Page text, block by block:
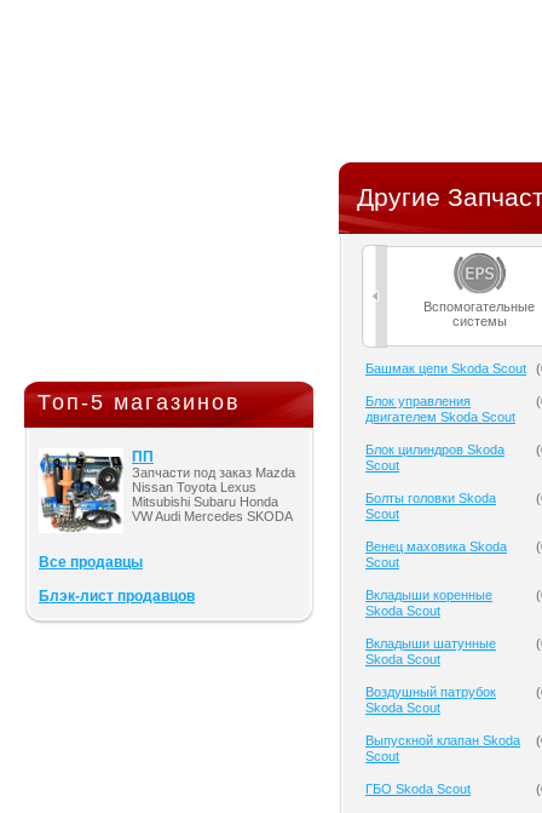
Топ-5 магазинов
ПП
Запчасти под заказ Mazda
Nissan Toyota Lexus
Mitsubishi Subaru Honda
VW Audi Mercedes SKODA
Все продавцы
Блэк-лист продавцов
Другие
Вспомогательные
системы
Башмак цепи Skoda Scout (
Блок управления
двигателем Skoda Scout
(
Блок цилиндров Skoda
Scout
(
Болты головки Skoda
Scout
(
Венец маховика Skoda
Scout
(
Вкладыши коренные
Skoda Scout
(
Вкладыши шатунные
Skoda Scout
(
Воздушный патрубок
Skoda Scout
(
Выпускной клапан Skoda
Scout
(
ГБО Skoda Scout (